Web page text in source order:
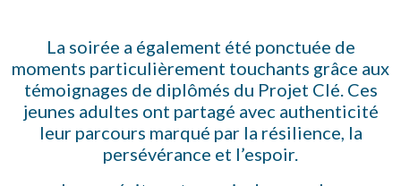
La soirée a également été ponctuée de
moments particulièrement touchants grâce aux
témoignages de diplômés du Projet Clé. Ces
jeunes adultes ont partagé avec authenticité
leur parcours marqué par la résilience, la
persévérance et l’espoir.